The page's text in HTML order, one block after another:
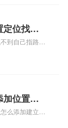
看下方正文！
定位找不
不到当前
到自己指路人
地图位置更新
示定位了相关
方正文！
加位置？
置？
么添加建立多
图添加公司位